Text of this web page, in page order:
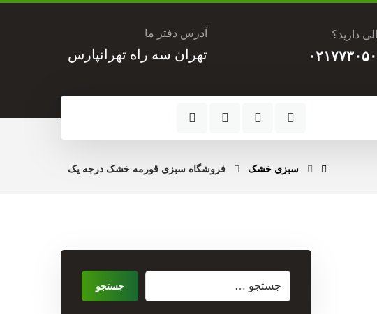
آدرس دفتر ما
تهران سه راه تهرانپارس
دارید؟
سبزی خشک فروشگاه سبزی قورمه خشک درجه یک
جستجو